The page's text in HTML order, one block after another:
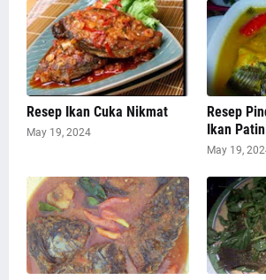
Resep Ikan Cuka Nikmat
May 19, 2024
Resep
Ikan Patin
May 19,